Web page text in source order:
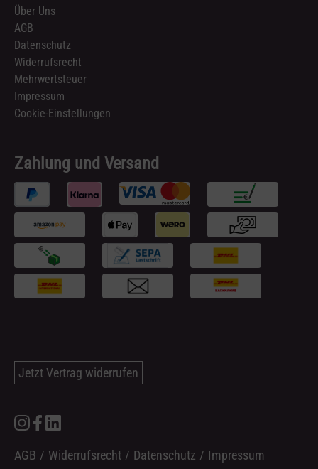
Über Uns
AGB
Datenschutz
Widerrufsrecht
Mehrwertsteuer
Impressum
Cookie-Einstellungen
Zahlung und Versand
Jetzt Vertrag widerrufen
AGB / Widerrufsrecht / Datenschutz / Impressum